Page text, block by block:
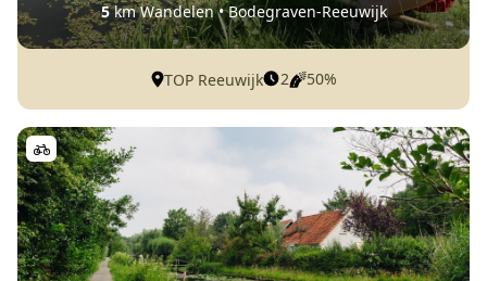
5km Wandelen • Bodegraven-Reeuwijk
TOP Reeuwijk 2 50%